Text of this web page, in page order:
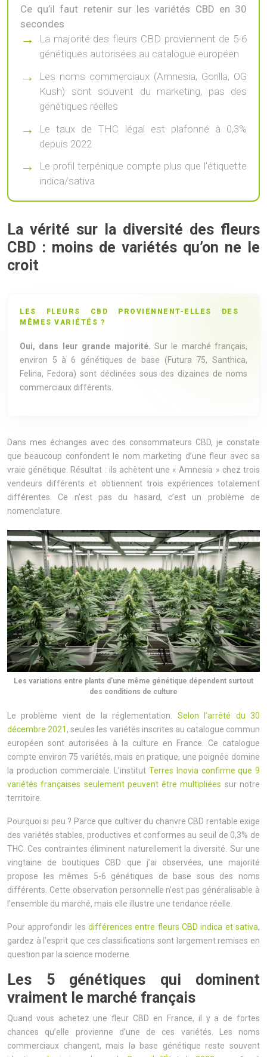
Ce qu’il faut retenir sur les variétés CBD en 30
secondes
La majorité des fleurs CBD proviennent de 5-6
génétiques autorisées au catalogue européen
Les noms commerciaux (Amnesia, Gorilla, OG
Kush) sont souvent du marketing, pas des
génétiques réelles
Le taux de THC légal est plafonné à 0,3%
depuis 2022
Le profil terpénique compte plus que l’étiquette
indica/sativa
La vérité sur la diversité des fleurs
CBD : moins de variétés qu’on ne le
croit
LES FLEURS CBD PROVIENNENT-ELLES DES
MÊMES VARIÉTÉS ?
Oui, dans leur grande majorité. Sur le marché français,
environ 5 à 6 génétiques de base (Futura 75, Santhica,
Felina, Fedora) sont déclinées sous des dizaines de noms
commerciaux différents.
Dans mes échanges avec des consommateurs CBD, je constate
que beaucoup confondent le nom marketing d’une fleur avec sa
vraie génétique. Résultat : ils achètent une « Amnesia » chez trois
vendeurs différents et obtiennent trois expériences totalement
différentes. Ce n’est pas du hasard, c’est un problème de
nomenclature.
Les variations entre plants d’une même génétique dépendent surtout
des conditions de culture
Le problème vient de la réglementation. Selon l’arrêté du 30
décembre 2021 , seules les variétés inscrites au catalogue commun
européen sont autorisées à la culture en France. Ce catalogue
compte environ 75 variétés, mais en pratique, une poignée domine
la production commerciale. L’institut Terres Inovia confirme que 9
variétés françaises seulement peuvent être multipliées sur notre
territoire.
Pourquoi si peu ? Parce que cultiver du chanvre CBD rentable exige
des variétés stables, productives et conformes au seuil de 0,3% de
THC. Ces contraintes éliminent naturellement la diversité. Sur une
vingtaine de boutiques CBD que j’ai observées, une majorité
propose les mêmes 5-6 génétiques de base sous des noms
différents. Cette observation personnelle n’est pas généralisable à
l’ensemble du marché, mais elle illustre une tendance réelle.
Pour approfondir les différences entre fleurs CBD indica et sativa,
gardez à l’esprit que ces classifications sont largement remises en
question par la science moderne.
Les 5 génétiques qui dominent
vraiment le marché français
Quand vous achetez une fleur CBD en France, il y a de fortes
chances qu’elle provienne d’une de ces variétés. Les noms
commerciaux changent, mais la base génétique reste souvent